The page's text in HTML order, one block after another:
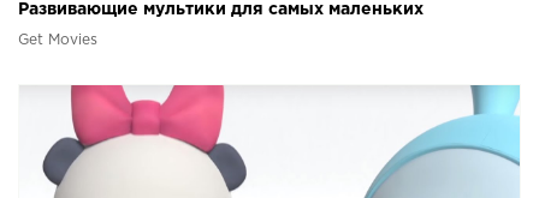
Развивающие мультики для самых маленьких
Get Movies